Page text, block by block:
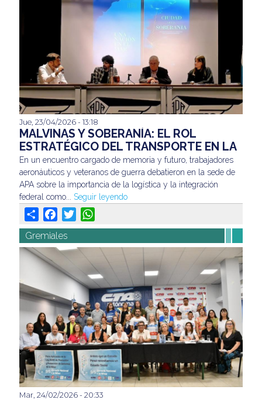
En un encuentro cargado de memoria y futuro,
trabajadores aeronáuticos y veteranos de guerra
debatieron en la sede de APA sobre la importancia de la
logística y la integración federal como...Seguir leyendo
Jue, 23/04/2026 - 13:18
MALVINAS Y SOBERANÍA: EL ROL
ESTRATÉGICO DEL TRANSPORTE EN LA
DEFENSA DE NUESTRO TERRITORIO
En un encuentro cargado de memoria y futuro, trabajadores
aeronáuticos y veteranos de guerra debatieron en la sede de
APA sobre la importancia de la logística y la integración
federal como... Seguir leyendo
Share Facebook
Twitter
Gremiales
Mar, 24/02/2026 - 20:33